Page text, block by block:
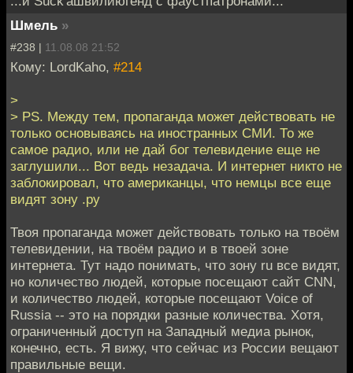
Шмель »
#238 | 11.08.08 21:52
Кому: LordKaho, #214
>
> PS. Между тем, пропаганда может действовать не
только основываясь на иностранных СМИ. То же
самое радио, или не дай бог телевидение еще не
заглушили... Вот ведь незадача. И интернет никто не
заблокировал, что американцы, что немцы все еще
видят зону .ру
Твоя пропаганда может действовать только на твоём
телевидении, на твоём радио и в твоей зоне
интернета. Тут надо понимать, что зону ru все видят,
но количество людей, которые посещают сайт CNN,
и количество людей, которые посещают Voice of
Russia -- это на порядки разные количества. Хотя,
ограниченный доступ на Западный медиа рынок,
конечно, есть. Я вижу, что сейчас из России вещают
правильные вещи.